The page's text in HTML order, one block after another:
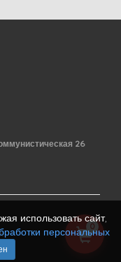
26
0
использовать сайт,
персональных